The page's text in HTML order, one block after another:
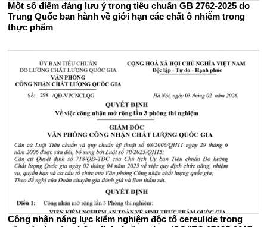
Một số điểm đáng lưu ý trong tiêu chuẩn GB 2762-2025 do
Trung Quốc ban hành về giới hạn các chất ô nhiễm trong
thực phẩm
Công nhận năng lực kiểm nghiệm độc tố cereulide trong